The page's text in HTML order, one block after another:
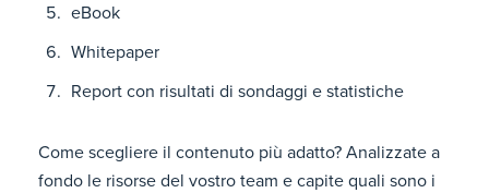
eBook
Whitepaper
Report con risultati di sondaggi e statistiche
Come scegliere il contenuto più adatto? Analizzate a
fondo le risorse del vostro team e capite quali sono i